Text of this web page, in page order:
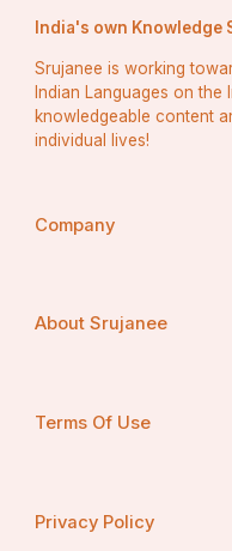
India's own Knowledge
Srujanee is working
Indian Languages on
knowledgeable content
individual lives!
Company
About Srujanee
Terms Of Use
Privacy Policy